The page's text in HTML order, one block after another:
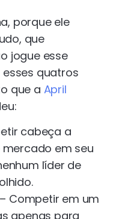
porque ele
que
jogue esse
quatros
que a April
cabeça a
em seu
líder de
– Competir em um
apenas para